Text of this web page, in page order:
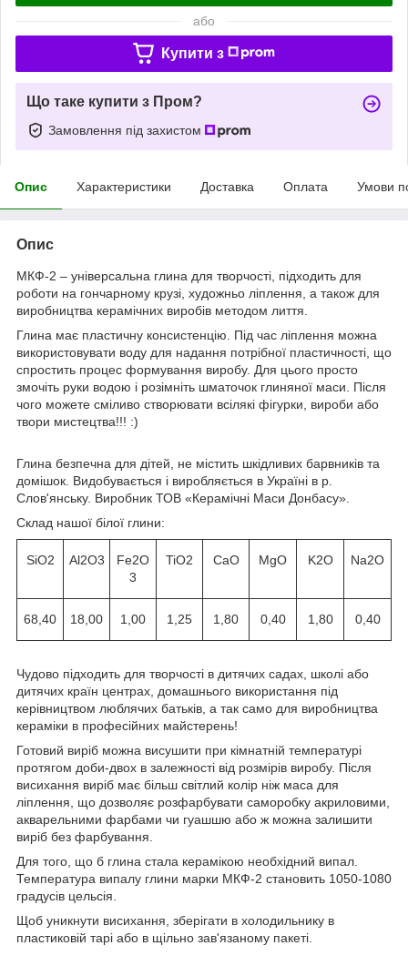
або
Купити з
Що таке купити з Пром?
Замовлення під захистом
Опис Характеристики Доставка Оплата Умови
Опис
МКФ-2 – універсальна глина для творчості, підходить для
роботи на гончарному крузі, художньо ліплення, а також для
виробництва керамічних виробів методом лиття.
Глина має пластичну консистенцію. Під час ліплення можна
використовувати воду для надання потрібної пластичності, що
спростить процес формування виробу. Для цього просто
змочіть руки водою і розімніть шматочок глиняної маси. Після
чого можете сміливо створювати всілякі фігурки, вироби або
твори мистецтва!!! :)
Глина безпечна для дітей, не містить шкідливих барвників та
домішок. Видобувається і виробляється в Україні в р.
Слов'янську. Виробник ТОВ «Керамічні Маси Донбасу».
Склад нашої білої глини:
SiO2 Al2O3
Fe2O
3
TiO2 CaO MgO K2O Na2O
68,40 18,00 1,00 1,25 1,80 0,40 1,80 0,40
Чудово підходить для творчості в дитячих садах, школі або
дитячих країн центрах, домашнього використання під
керівництвом люблячих батьків, а так само для виробництва
кераміки в професійних майстерень!
Готовий виріб можна висушити при кімнатній температурі
протягом доби-двох в залежності від розмірів виробу. Після
висихання виріб має більш світлий колір ніж маса для
ліплення, що дозволяє розфарбувати саморобку акриловими,
акварельними фарбами чи гуашшю або ж можна залишити
виріб без фарбування.
Для того, що б глина стала керамікою необхідний випал.
Температура випалу глини марки МКФ-2 становить 1050-1080
градусів цельсія.
Щоб уникнути висихання, зберігати в холодильнику в
пластиковій тарі або в щільно зав'язаному пакеті.